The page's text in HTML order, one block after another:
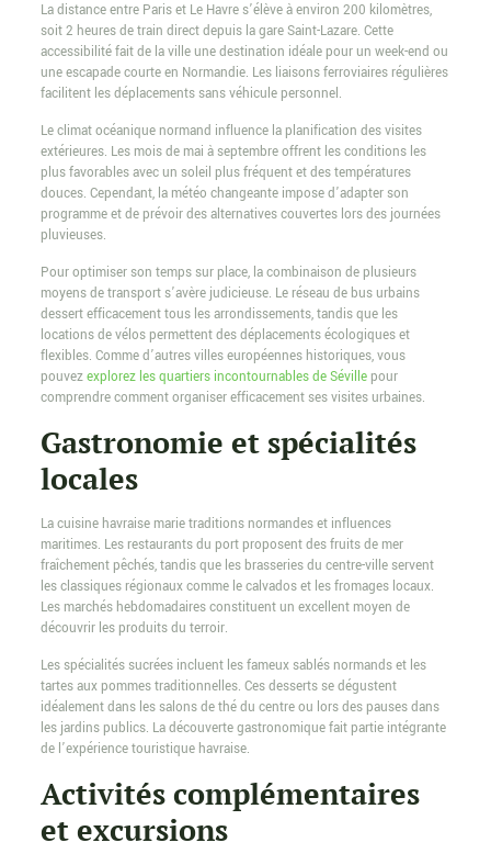
La distance entre Paris et Le Havre s’élève à environ 200 kilomètres,
soit 2 heures de train direct depuis la gare Saint-Lazare. Cette
accessibilité fait de la ville une destination idéale pour un week-end ou
une escapade courte en Normandie. Les liaisons ferroviaires régulières
facilitent les déplacements sans véhicule personnel.
Le climat océanique normand influence la planification des visites
extérieures. Les mois de mai à septembre offrent les conditions les
plus favorables avec un soleil plus fréquent et des températures
douces. Cependant, la météo changeante impose d’adapter son
programme et de prévoir des alternatives couvertes lors des journées
pluvieuses.
Pour optimiser son temps sur place, la combinaison de plusieurs
moyens de transport s’avère judicieuse. Le réseau de bus urbains
dessert efficacement tous les arrondissements, tandis que les
locations de vélos permettent des déplacements écologiques et
flexibles. Comme d’autres villes européennes historiques, vous
pouvezexplorez les quartiers incontournables de Sévillepour
comprendre comment organiser efficacement ses visites urbaines.
Gastronomie et spécialités
locales
La cuisine havraise marie traditions normandes et influences
maritimes. Les restaurants du port proposent des fruits de mer
fraîchement pêchés, tandis que les brasseries du centre-ville servent
les classiques régionaux comme le calvados et les fromages locaux.
Les marchés hebdomadaires constituent un excellent moyen de
découvrir les produits du terroir.
Les spécialités sucrées incluent les fameux sablés normands et les
tartes aux pommes traditionnelles. Ces desserts se dégustent
idéalement dans les salons de thé du centre ou lors des pauses dans
les jardins publics. La découverte gastronomique fait partie intégrante
de l’expérience touristique havraise.
Activités complémentaires
et excursions